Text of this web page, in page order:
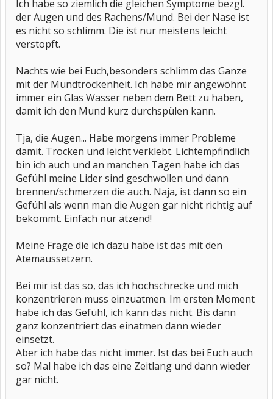
Ich habe so ziemlich die gleichen Symptome bezgl.
der Augen und des Rachens/Mund. Bei der Nase ist
es nicht so schlimm. Die ist nur meistens leicht
verstopft.
Nachts wie bei Euch,besonders schlimm das Ganze
mit der Mundtrockenheit. Ich habe mir angewöhnt
immer ein Glas Wasser neben dem Bett zu haben,
damit ich den Mund kurz durchspülen kann.
Tja, die Augen... Habe morgens immer Probleme
damit. Trocken und leicht verklebt. Lichtempfindlich
bin ich auch und an manchen Tagen habe ich das
Gefühl meine Lider sind geschwollen und dann
brennen/schmerzen die auch. Naja, ist dann so ein
Gefühl als wenn man die Augen gar nicht richtig auf
bekommt. Einfach nur ätzend!
Meine Frage die ich dazu habe ist das mit den
Atemaussetzern.
Bei mir ist das so, das ich hochschrecke und mich
konzentrieren muss einzuatmen. Im ersten Moment
habe ich das Gefühl, ich kann das nicht. Bis dann
ganz konzentriert das einatmen dann wieder
einsetzt.
Aber ich habe das nicht immer. Ist das bei Euch auch
so? Mal habe ich das eine Zeitlang und dann wieder
gar nicht.